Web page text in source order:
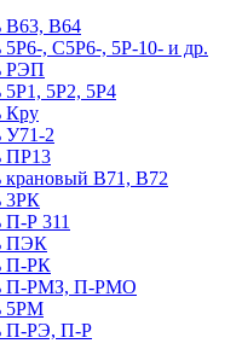
В63, В64
5Р6-, С5Р6-, 5Р-10- и др.
РЭП
5Р1, 5Р2, 5Р4
Кру
У71-2
ПР13
крановый В71, В72
3РК
П-Р 311
ПЭК
П-РК
П-РМЗ, П-РМО
5РМ
П-РЭ, П-Р